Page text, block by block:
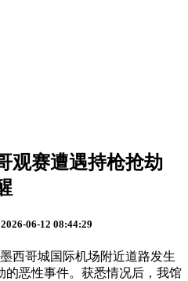
观赛遭遇持枪抢劫
06-12 08:44:29
西哥城国际机场附近道路发生
的恶性事件。获悉情况后，我馆